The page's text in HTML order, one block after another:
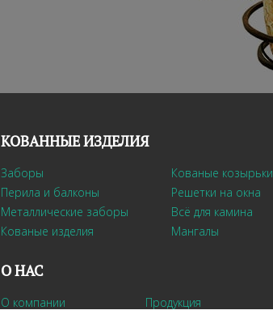
КОВАННЫЕ ИЗДЕЛИЯ
Заборы Кованые козырьки
Перила и балконы
Решетки на окна
Металлические заборы
Всё для камина
Кованые изделия
Мангалы
О НАС
О компании
Продукция